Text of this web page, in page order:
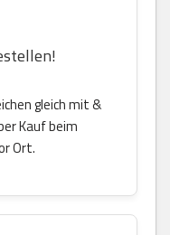
gleich mit &
Kauf beim
Ort.